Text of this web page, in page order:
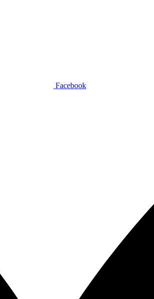
Facebook